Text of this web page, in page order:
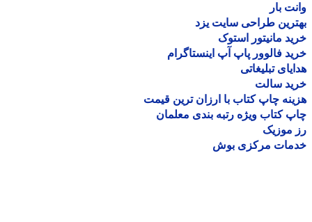
بار
طراحی سایت یزد
مانیتور استوک
فالوور پاپ آپ اینستاگرام
تبلیغاتی
سالت
چاپ کتاب با ارزان ترین قیمت
کتاب ویژه رتبه بندی معلمان
موزیک
مرکزی بوش